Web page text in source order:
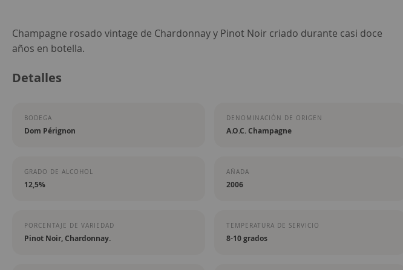
Saltar
al
de
Champagne rosado vintage de Chardonnay y Pinot Noir criado durante casi doce
años en botella.
Detalles
BODEGA
Dom Pérignon
DENOMINACIÓN DE ORIGEN
A.O.C. Champagne
GRADO DE ALCOHOL
12,5%
AÑADA
2006
PORCENTAJE DE VARIEDAD
Pinot Noir, Chardonnay.
TEMPERATURA DE SERVICIO
8-10 grados